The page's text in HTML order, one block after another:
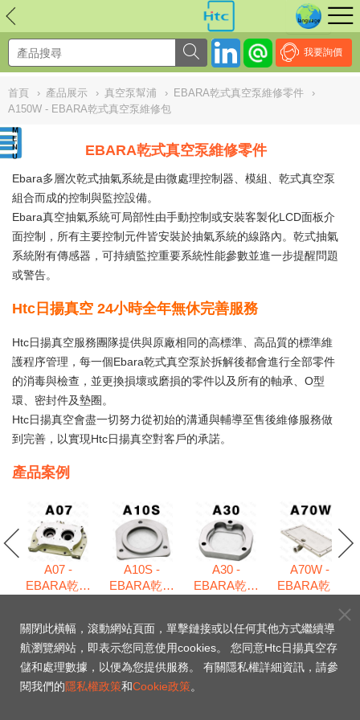
我要詢價
首頁 › 產品展示 › 真空泵幫浦 › EBARA乾式真空泵維修零件
›
A150W - EBARA乾式真空泵維修包
EBARA乾式真空泵維修零件
Ebara多層次乾式抽氣系統是由微處理控制器、模組、乾式真空泵
組合而成的控制與監控設備。
Ebara真空抽氣系統可局部性由手動控制或安裝客製化LCD面板介
面控制，所有主要控制元件皆安裝於抽氣系統的線路內。乾式抽氣
系統附有傳感器，可持續監控重要系統性能參數並進一步提醒問題
或警告。
Htc日揚真空 24小時全年無休完善服務
Htc日揚真空服務團隊提供與原廠相同的高標準、高品質的標準維
護程序管理，每一個Ebara乾式真空泵於拆解後都會進行全部零件
的消毒與檢查，並更換損壞或磨損的零件以及所有的軸承、O型
環、密封件及墊圈。
Htc日揚真空會盡一切努力從初始的溝通與輔導至售後維修服務做
到完善，以實現Htc日揚真空對客戶的承諾。
產品案例
A07 -
EBARA乾式
A10S -
EBARA乾式
A30 -
EBARA乾式
A70W -
EBARA乾式
A150W - EBARA乾式
NULL
關閉此橫幅，滾動網站頁面，單擊鏈接或以任何其他方式繼續導
航瀏覽網站，即表示您同意使用cookies。 您同意Htc日揚真空存
儲和處理數據，以便為您提供服務。 有關隱私權詳細資訊，請參
閱我們的隱私權政策和Cookie政策。